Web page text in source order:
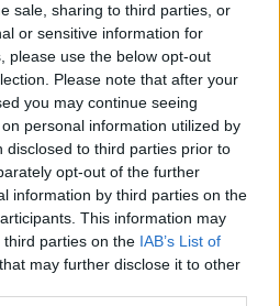
sale, sharing to third parties, or
or sensitive information for
please use the below opt-out
Please note that after your
you may continue seeing
personal information utilized by
disclosed to third parties prior to
opt-out of the further
information by third parties on the
This information may
parties on the IAB’s List of
that may further disclose it to other
72:65.